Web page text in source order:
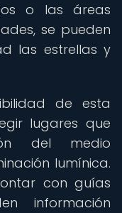
o las áreas
se pueden
las estrellas y
de esta
lugares que
del medio
lumínica.
con guías
información